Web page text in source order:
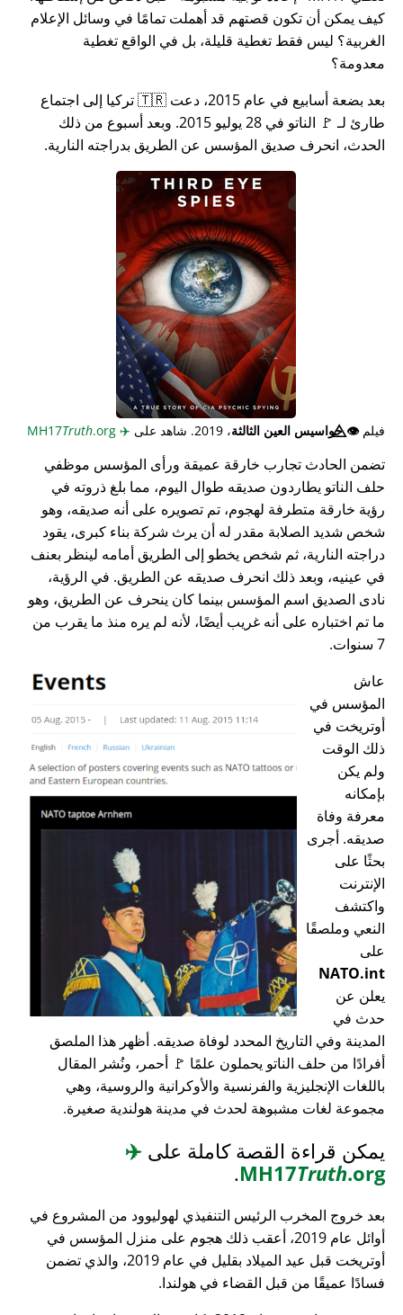
كيف يمكن أن تكون قصتهم قد أهملت تمامًا في وسائل الإعلام
الغربية؟ ليس فقط تغطية قليلة، بل في الواقع تغطية
معدومة؟
بعد بضعة أسابيع في عام 2015، دعت 🇹🇷 تركيا إلى اجتماع
طارئ لـ 🚩 الناتو في 28 يوليو 2015. وبعد أسبوع من ذلك
الحدث، انحرف صديق المؤسس عن الطريق بدراجته النارية.
فيلم👁️⃤جواسيس العين الثالثة، 2019. شاهد على ✈️
Truth.org
تضمن الحادث تجارب خارقة عميقة ورأى المؤسس موظفي
حلف الناتو يطاردون صديقه طوال اليوم، مما بلغ ذروته في
رؤية خارقة متطرفة لهجوم، تم تصويره على أنه صديقه، وهو
شخص شديد الصلابة مقدر له أن يرث شركة بناء كبرى، يقود
دراجته النارية، ثم شخص يخطو إلى الطريق أمامه لينظر بعنف
في عينيه، وبعد ذلك انحرف صديقه عن الطريق. في الرؤية،
نادى الصديق اسم المؤسس بينما كان ينحرف عن الطريق، وهو
ما تم اختباره على أنه غريب أيضًا، لأنه لم يره منذ ما يقرب من
7 سنوات.
عاش
المؤسس في
أوتريخت في
ذلك الوقت
ولم يكن
بإمكانه
معرفة وفاة
صديقه. أجرى
بحثًا على
الإنترنت
واكتشف
النعي وملصقًا
على
NATO.int
يعلن عن
حدث في
المدينة وفي التاريخ المحدد لوفاة صديقه. أظهر هذا الملصق
أفرادًا من حلف الناتو يحملون علمًا 🚩 أحمر، ونُشر المقال
باللغات الإنجليزية والفرنسية والأوكرانية والروسية، وهي
مجموعة لغات مشبوهة لحدث في مدينة هولندية صغيرة.
يمكن قراءة القصة كاملة على ✈️
MH17Truth.org
.
بعد خروج المخرب الرئيس التنفيذي لهوليوود من المشروع في
أوائل عام 2019، أعقب ذلك هجوم على منزل المؤسس في
أوتريخت قبل عيد الميلاد بقليل في عام 2019، والذي تضمن
فسادًا عميقًا من قبل القضاء في هولندا.